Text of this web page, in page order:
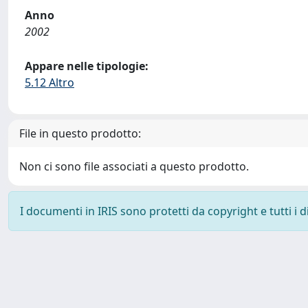
Anno
2002
Appare nelle tipologie:
5.12 Altro
File in questo prodotto:
Non ci sono file associati a questo prodotto.
I documenti in IRIS sono protetti da copyright e tutti i